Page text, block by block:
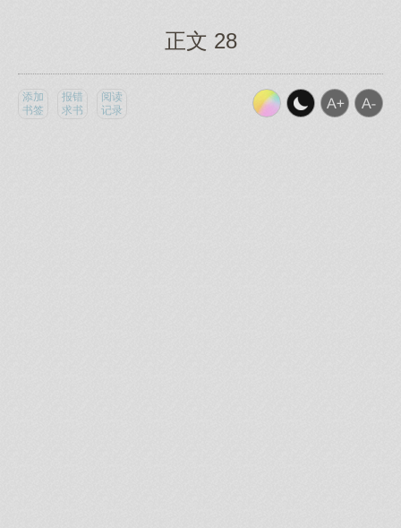
正文 28
添加
书签
报错
求书
阅读
记录